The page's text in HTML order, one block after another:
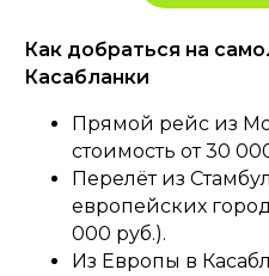
Как добраться на
Касабланки
Прямой рейс из
стоимость от 30
Перелёт из
европейских
000 руб.).
Из Европы в